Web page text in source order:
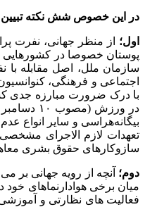
در این خصوص شش نکته
اول؛ از منظر جهانی، نفرت
پوستان خصوصا در کشورهایی
سازمان ملل، اصل مقابله با
اجتماعی و فرهنگی،
بیگانه‌هراسی و سایر انواع
تعهدات لازم الاجرای
سازوکارهای حقوق بشری
دوم؛ آنچه از رویه جهانی بر
میان برخی هوادارنماهای
فعالیت های نظارتی و آموزشی